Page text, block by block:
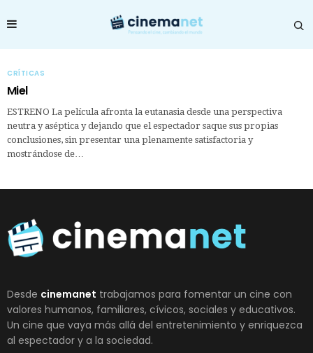
CRÍTICAS
Miel
ESTRENO La película afronta la eutanasia desde una perspectiva
neutra y aséptica y dejando que el espectador saque sus propias
conclusiones, sin presentar una plenamente satisfactoria y
mostrándose de…
Desde cinemanet trabajamos para fomentar un cine con
valores humanos, familiares, cívicos, sociales y educativos.
Un cine que vaya más allá del entretenimiento y enriquezca
al espectador y a la sociedad.